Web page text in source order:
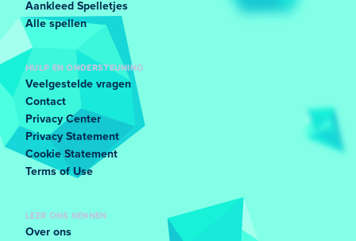
Aankleed Spelletjes
Alle spellen
HULP EN ONDERSTEUNING
Veelgestelde vragen
Contact
Privacy Center
Privacy Statement
Cookie Statement
Terms of Use
LEER ONS KENNEN
Over ons